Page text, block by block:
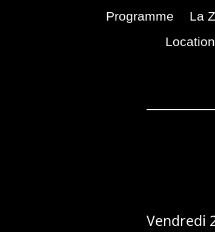
Programme La
Vendredi